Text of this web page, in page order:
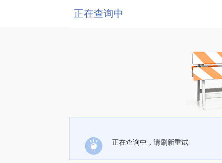
正在查询中
正在查询中，请刷新重试